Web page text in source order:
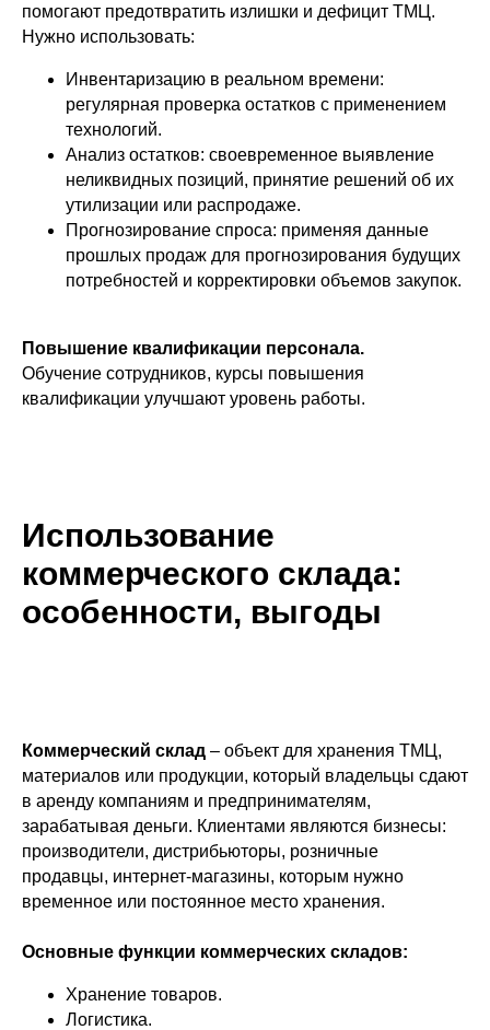
помогают предотвратить излишки и дефицит ТМЦ.
Нужно использовать:
Инвентаризацию в реальном времени:
регулярная проверка остатков с применением
технологий.
Анализ остатков: своевременное выявление
неликвидных позиций, принятие решений об их
утилизации или распродаже.
Прогнозирование спроса: применяя данные
прошлых продаж для прогнозирования будущих
потребностей и корректировки объемов закупок.
Повышение квалификации персонала.
Обучение сотрудников, курсы повышения
квалификации улучшают уровень работы.
Использование
коммерческого склада:
особенности, выгоды
Коммерческий склад – объект для хранения ТМЦ,
материалов или продукции, который владельцы сдают
в аренду компаниям и предпринимателям,
зарабатывая деньги. Клиентами являются бизнесы:
производители, дистрибьюторы, розничные
продавцы, интернет-магазины, которым нужно
временное или постоянное место хранения.
Основные функции коммерческих складов:
Хранение товаров.
Логистика.